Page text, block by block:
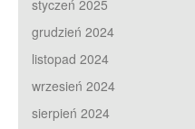
styczeń 2025
grudzień 2024
listopad 2024
wrzesień 2024
sierpień 2024